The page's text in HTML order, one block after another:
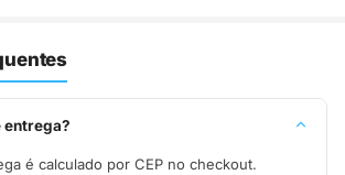
entrega?
é calculado por CEP no checkout.